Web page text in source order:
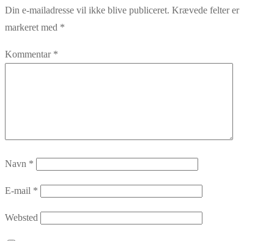
Din e-mailadresse vil ikke blive publiceret. Krævede felter er
markeret med *
Kommentar *
Navn *
E-mail *
Websted